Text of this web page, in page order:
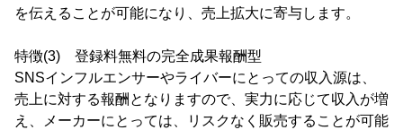
を伝えることが可能になり、売上拡大に寄与します。
特徴(3) 登録料無料の完全成果報酬型
SNSインフルエンサーやライバーにとっての収入源は、
売上に対する報酬となりますので、実力に応じて収入が増
え、メーカーにとっては、リスクなく販売することが可能